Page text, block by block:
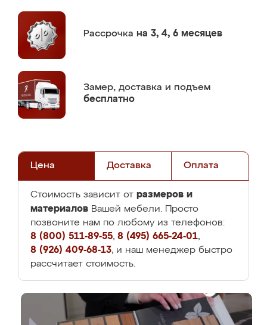
Рассрочка на 3, 4, 6 месяцев
Замер, доставка и подъем
бесплатно
Цена Доставка Оплата
Стоимость зависит от размеров и
материалов Вашей мебели. Просто
позвоните нам по любому из телефонов:
8 (800) 511-89-55, 8 (495) 665-24-01,
8 (926) 409-68-13, и наш менеджер быстро
рассчитает стоимость.